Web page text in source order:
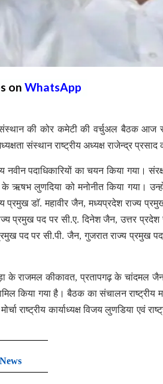
on WhatsApp
की कोर कमेटी की वर्चुअल बैठक आज
संस्थान राष्ट्रीय अध्यक्ष राजेन्द्र प्रसाद
पदाधिकारियों का चयन किया गया।
लुणदिया को मनोनीत किया गया।
प्रमुख डाॅ. महावीर जैन, मध्यप्रदेश राज्य
प्रमुख पद पर सी.ए. दिनेश जैन, उत्तर प्रदेश
पद पर सी.पी. जैन, गुजरात राज्य प्रमुख
के राजमल कीकावत, प्रतापगढ़ के चांदमल
किया गया है। बैठक का संचालन राष्ट्रीय
राष्ट्रीय कार्याध्यक्ष विजय लुणडिया एवं